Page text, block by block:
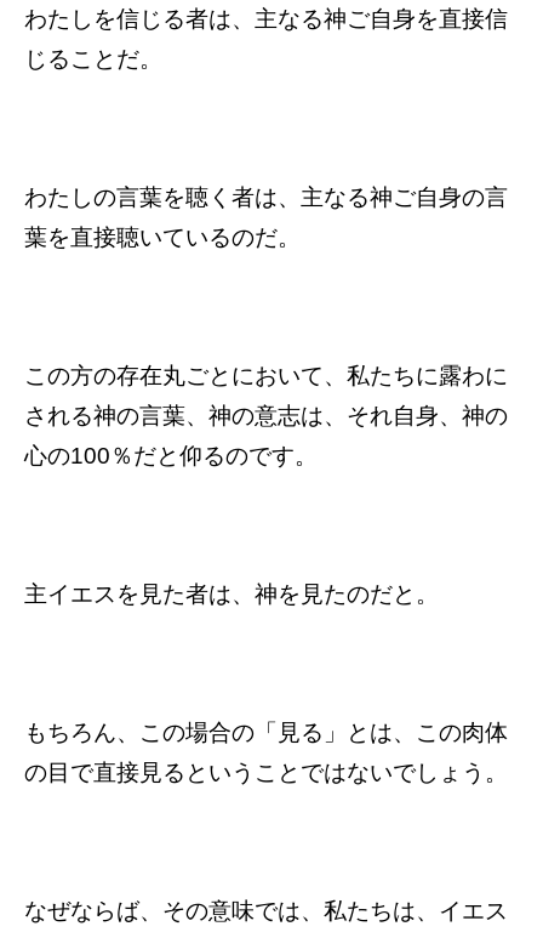
わたしを信じる者は、主なる神ご自身を直接信
じることだ。
わたしの言葉を聴く者は、主なる神ご自身の言
葉を直接聴いているのだ。
この方の存在丸ごとにおいて、私たちに露わに
される神の言葉、神の意志は、それ自身、神の
心の100％だと仰るのです。
主イエスを見た者は、神を見たのだと。
もちろん、この場合の「見る」とは、この肉体
の目で直接見るということではないでしょう。
なぜならば、その意味では、私たちは、イエス